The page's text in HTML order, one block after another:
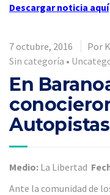
Descargar noticia aquí
7 octubre, 2016 Por
Sin categoría •
En
Medio: La Libertad
Ante la comunidad de